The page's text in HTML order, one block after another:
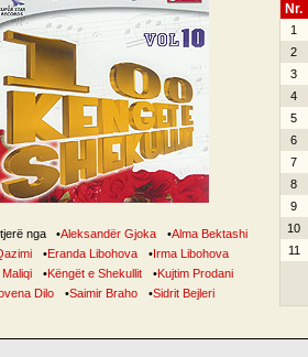
nga •Aleksandër Gjoka •Alma Bektashi
•Eranda Libohova •Irma Libohova
•Këngët e Shekullit •Kujtim Prodani
Dilo •Saimir Braho •Sidrit Bejleri
Nr.
1
2
3
4
5
6
7
8
9
10
11